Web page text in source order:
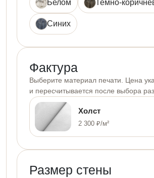
Белом Темно-
Синих
Фактура
Выберите материал печати. Цена
и пересчитывается после выбора
Холст
2 300 ₽/м²
Размер стены